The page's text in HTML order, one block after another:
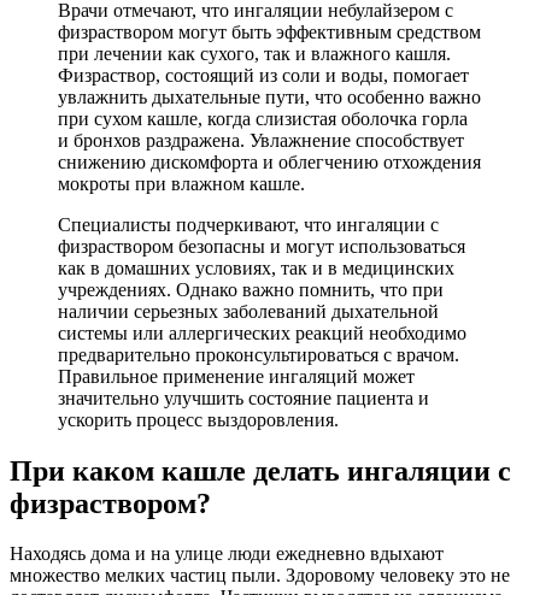
Врачи отмечают, что ингаляции небулайзером с
физраствором могут быть эффективным средством
при лечении как сухого, так и влажного кашля.
Физраствор, состоящий из соли и воды, помогает
увлажнить дыхательные пути, что особенно важно
при сухом кашле, когда слизистая оболочка горла
и бронхов раздражена. Увлажнение способствует
снижению дискомфорта и облегчению отхождения
мокроты при влажном кашле.
Специалисты подчеркивают, что ингаляции с
физраствором безопасны и могут использоваться
как в домашних условиях, так и в медицинских
учреждениях. Однако важно помнить, что при
наличии серьезных заболеваний дыхательной
системы или аллергических реакций необходимо
предварительно проконсультироваться с врачом.
Правильное применение ингаляций может
значительно улучшить состояние пациента и
ускорить процесс выздоровления.
При каком кашле делать ингаляции с
физраствором?
Находясь дома и на улице люди ежедневно вдыхают
множество мелких частиц пыли. Здоровому человеку это не